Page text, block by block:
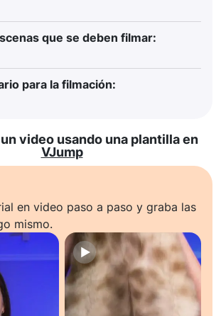
que se deben filmar:
para la filmación:
video usando una plantilla en
VJump
en video paso a paso y graba las
mismo.